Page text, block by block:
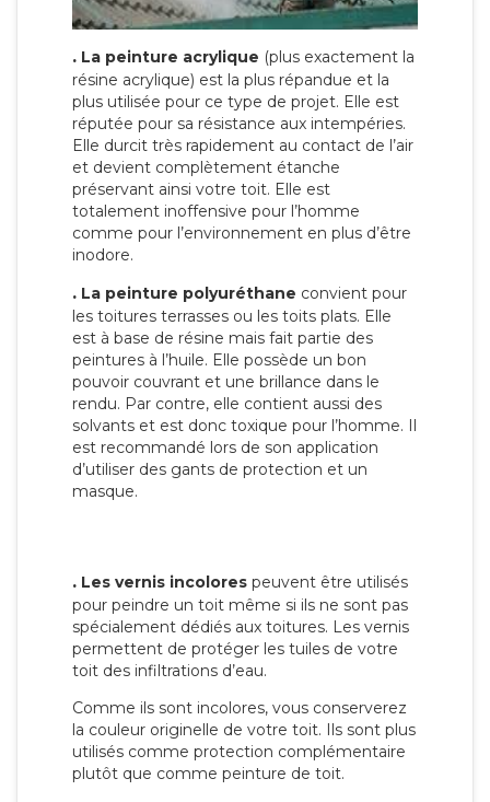
. La peinture acrylique (plus exactement la
résine acrylique) est la plus répandue et la
plus utilisée pour ce type de projet. Elle est
réputée pour sa résistance aux intempéries.
Elle durcit très rapidement au contact de l’air
et devient complètement étanche
préservant ainsi votre toit. Elle est
totalement inoffensive pour l’homme
comme pour l’environnement en plus d’être
inodore.
. La peinture polyuréthane convient pour
les toitures terrasses ou les toits plats. Elle
est à base de résine mais fait partie des
peintures à l’huile. Elle possède un bon
pouvoir couvrant et une brillance dans le
rendu. Par contre, elle contient aussi des
solvants et est donc toxique pour l’homme. Il
est recommandé lors de son application
d’utiliser des gants de protection et un
masque.
. Les vernis incolores peuvent être utilisés
pour peindre un toit même si ils ne sont pas
spécialement dédiés aux toitures. Les vernis
permettent de protéger les tuiles de votre
toit des infiltrations d’eau.
Comme ils sont incolores, vous conserverez
la couleur originelle de votre toit. Ils sont plus
utilisés comme protection complémentaire
plutôt que comme peinture de toit.